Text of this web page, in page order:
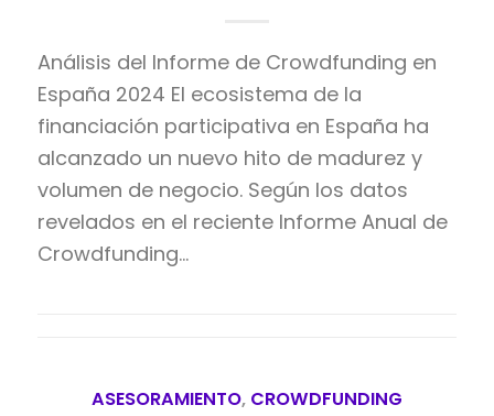
Análisis del Informe de Crowdfunding en
España 2024 El ecosistema de la
financiación participativa en España ha
alcanzado un nuevo hito de madurez y
volumen de negocio. Según los datos
revelados en el reciente Informe Anual de
Crowdfunding…
ASESORAMIENTO, CROWDFUNDING